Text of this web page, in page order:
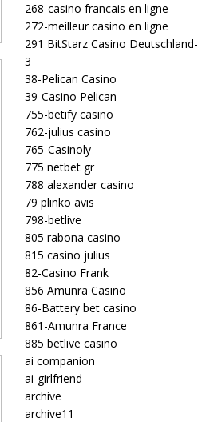
268-casino francais en ligne
272-meilleur casino en ligne
291 BitStarz Casino Deutschland-
3
38-Pelican Casino
39-Casino Pelican
755-betify casino
762-julius casino
765-Casinoly
775 netbet gr
788 alexander casino
79 plinko avis
798-betlive
805 rabona casino
815 casino julius
82-Casino Frank
856 Amunra Casino
86-Battery bet casino
861-Amunra France
885 betlive casino
ai companion
ai-girlfriend
archive
archive11